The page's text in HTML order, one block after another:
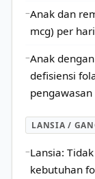
Anak dan
mcg) per
Anak
defisiensi
pengawasan
LANSIA /
Lansia:
kebutuhan